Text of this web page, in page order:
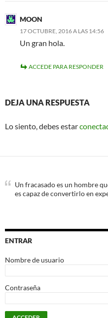
MOON
17 OCTUBRE, 2016 A LAS 14:56
Un gran hola.
ACCEDE PARA RESPONDER
DEJA UNA RESPUESTA
Lo siento, debes estar
Un fracasado es un hombre
es capaz de convertirlo en
ENTRAR
Nombre de usuario
Contraseña